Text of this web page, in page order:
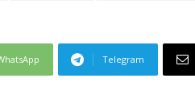
Telegram